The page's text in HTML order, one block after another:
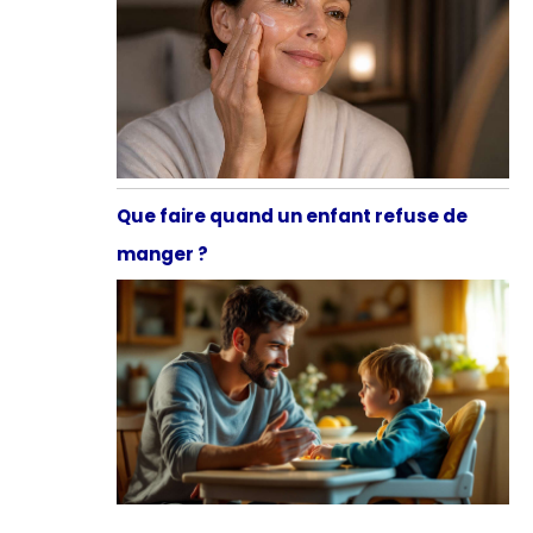
Que faire quand un enfant refuse de
manger ?